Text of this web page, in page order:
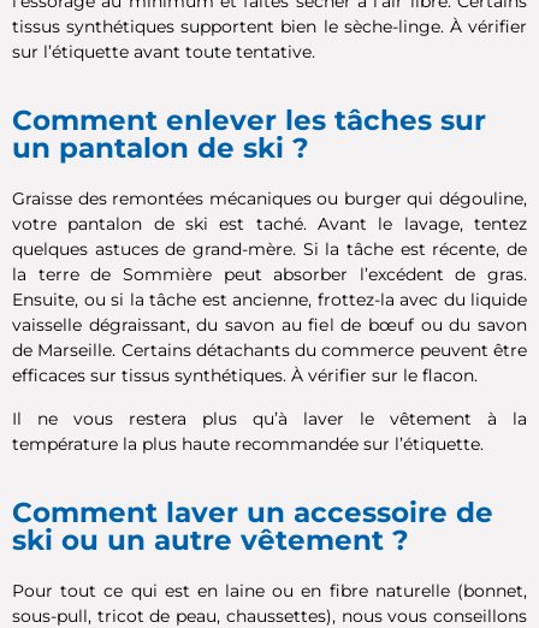
tissus synthétiques supportent bien le sèche-linge. À vérifier
sur l’étiquette avant toute tentative.
Comment enlever les tâches sur
un pantalon de ski ?
Graisse des remontées mécaniques ou burger qui dégouline,
votre pantalon de ski est taché. Avant le lavage, tentez
quelques astuces de grand-mère. Si la tâche est récente, de
la terre de Sommière peut absorber l’excédent de gras.
Ensuite, ou si la tâche est ancienne, frottez-la avec du liquide
vaisselle dégraissant, du savon au fiel de bœuf ou du savon
de Marseille. Certains détachants du commerce peuvent être
efficaces sur tissus synthétiques. À vérifier sur le flacon.
Il ne vous restera plus qu’à laver le vêtement à la
température la plus haute recommandée sur l’étiquette.
Comment laver un accessoire de
ski ou un autre vêtement ?
Pour tout ce qui est en laine ou en fibre naturelle (bonnet,
sous-pull, tricot de peau, chaussettes), nous vous conseillons